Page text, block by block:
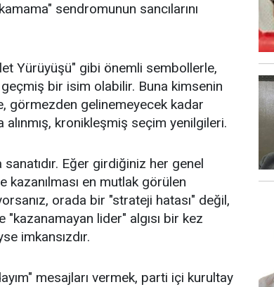
sendromunun sancılarını
Yürüyüşü" gibi önemli sembollerle,
bir isim olabilir. Buna kimsenin
görmezden gelinemeyecek kadar
kronikleşmiş seçim yenilgileri.
Eğer girdiğiniz her genel
en mutlak görülen
orada bir "strateji hatası" değil,
"kazanamayan lider" algısı bir kez
imkansızdır.
mesajları vermek, parti içi kurultay